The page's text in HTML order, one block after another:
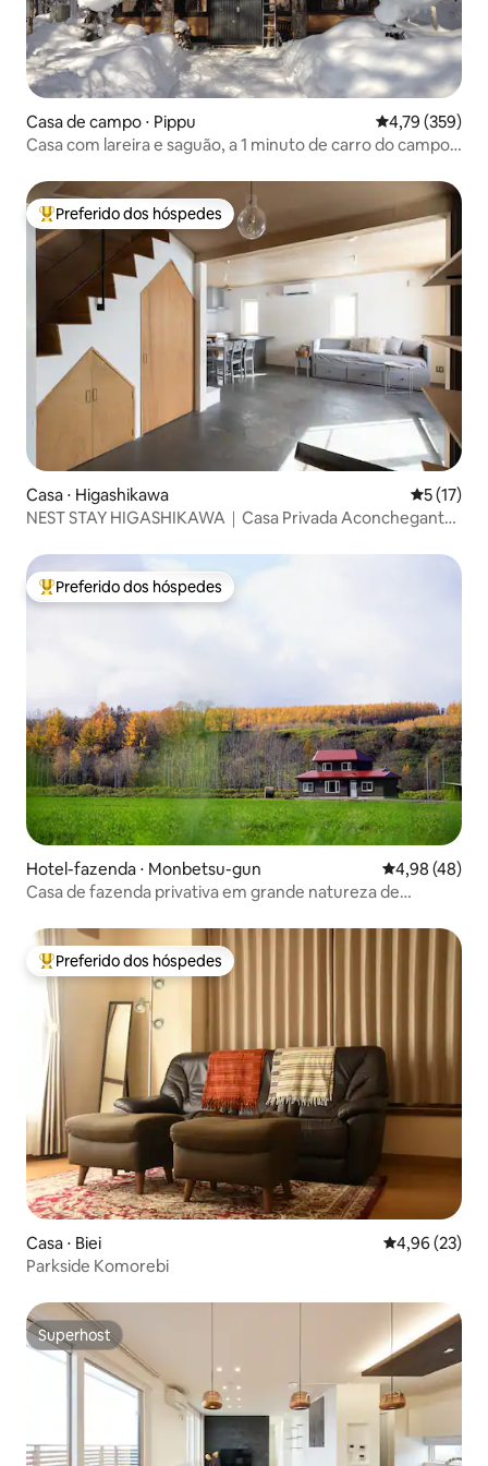
Casa de campo ⋅ Pippu 4,79 de uma
4,79 (359)
Casa com lareira e saguão, a 1 minuto de carro do campo
Entre os melhores preferidos dos hóspedes
Preferido dos hóspedes
Casa ⋅ Higashikawa 5 de uma
5 (17)
NEST STAY HIGASHIKAWA｜Casa Privada Aconchegante
Entre os melhores preferidos dos hóspedes
Preferido dos hóspedes
Hotel-fazenda ⋅ Monbetsu-gun 4,98 de uma
4,98 (48)
Casa de fazenda privativa em grande natureza de
Entre os melhores preferidos dos hóspedes
Preferido dos hóspedes
Casa ⋅ Biei 4,96 de uma
4,96 (23)
Parkside Komorebi
Superhost
Superhost